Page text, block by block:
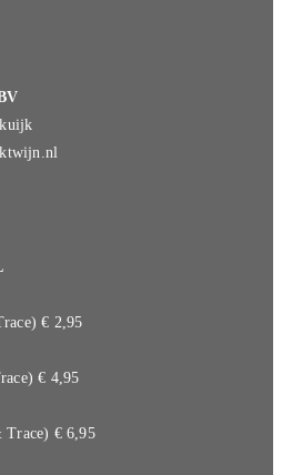
€ 2,95
€ 4,95
Trace) € 6,95